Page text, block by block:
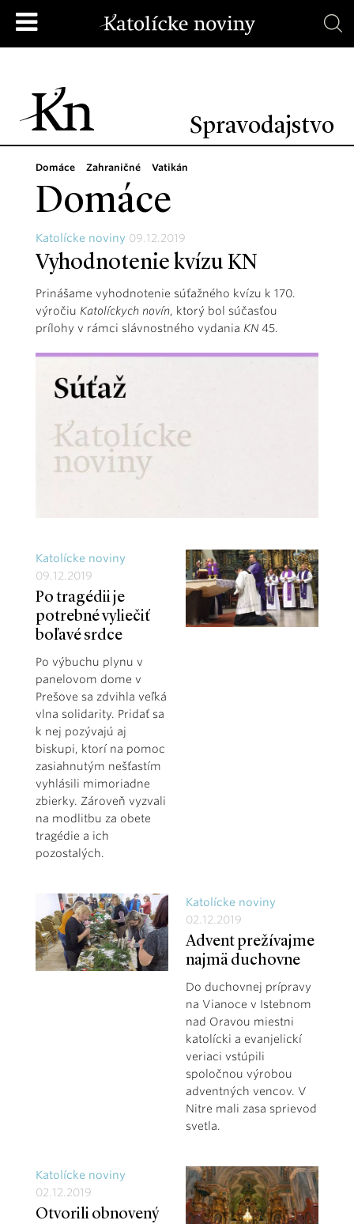
Spravodajstvo
Domáce Zahraničné Vatikán
Domáce
Katolícke noviny 09.12.2019
Vyhodnotenie kvízu KN
Prinášame vyhodnotenie súťažného kvízu k 170.
výročiu Katolíckych novín, ktorý bol súčasťou
prílohy v rámci slávnostného vydania KN 45.
Katolícke noviny
09.12.2019
Po tragédii je
potrebné vyliečiť
boľavé srdce
Po výbuchu plynu v
panelovom dome v
Prešove sa zdvihla veľká
vlna solidarity. Pridať sa
k nej pozývajú aj
biskupi, ktorí na pomoc
zasiahnutým nešťastím
vyhlásili mimoriadne
zbierky. Zároveň vyzvali
na modlitbu za obete
tragédie a ich
pozostalých.
Katolícke noviny
02.12.2019
Advent prežívajme
najmä duchovne
Do duchovnej prípravy
na Vianoce v Istebnom
nad Oravou miestni
katolícki a evanjelickí
veriaci vstúpili
spoločnou výrobou
adventných vencov. V
Nitre mali zasa sprievod
svetla.
Katolícke noviny
02.12.2019
Otvorili obnovený